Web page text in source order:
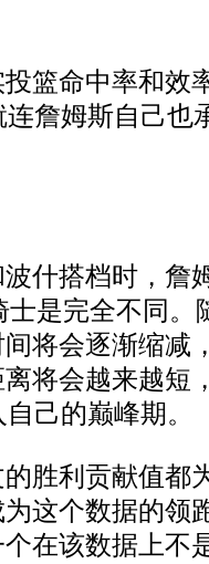
命中率和效
詹姆斯自己也
搭档时，詹
是完全不同。
将会逐渐缩减
将会越来越短
己的巅峰期。
利贡献值都
这个数据的领
在该数据上不